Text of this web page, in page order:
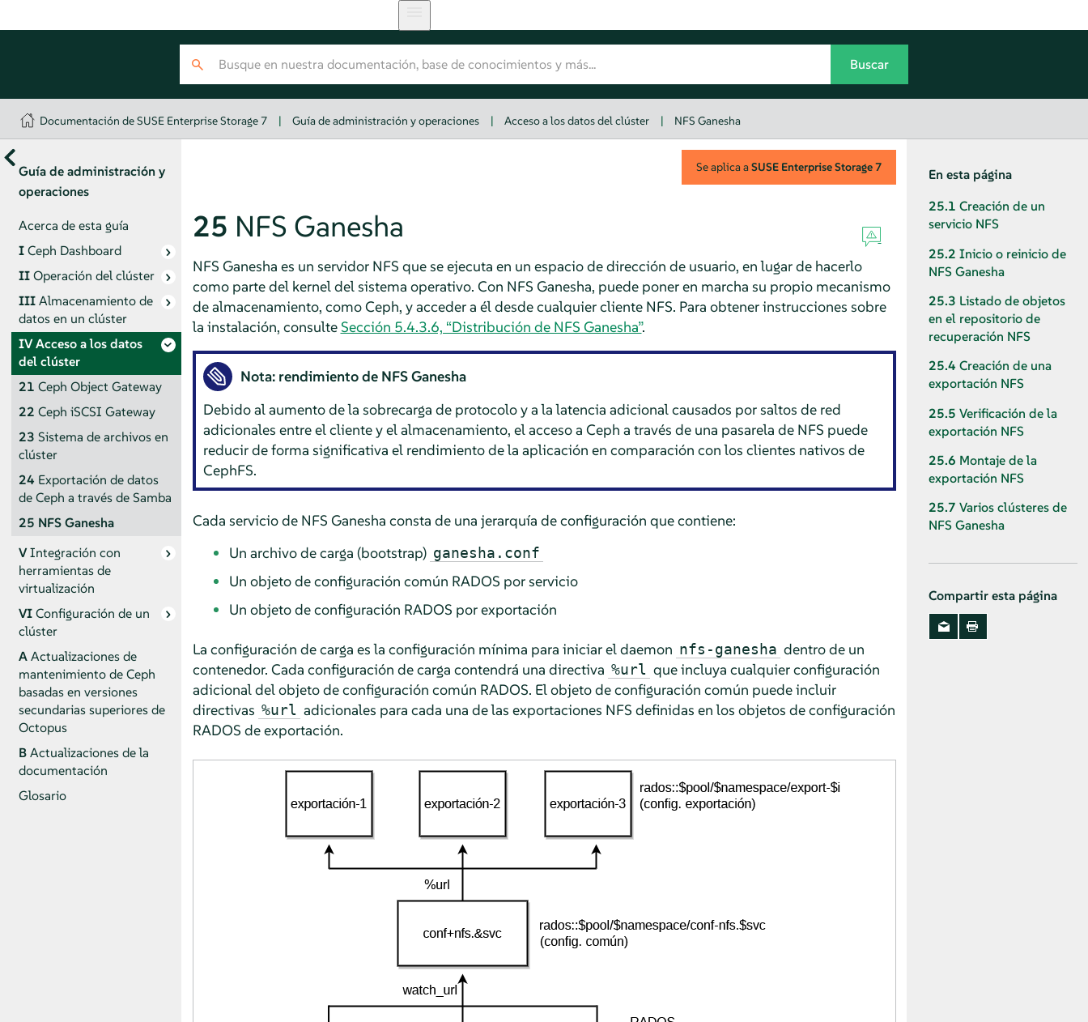
Documentación de SUSE Enterprise Storage 7 | Guía de administración y operaciones | Acceso a los datos del clúster | NFS Ganesha
Guía de administración y
operaciones
Acerca de esta guía
ICeph Dashboard
IIOperación del clúster
IIIAlmacenamiento de
datos en un clúster
IVAcceso a los datos
del clúster
21 Ceph Object Gateway
22 Ceph iSCSI Gateway
23 Sistema de archivos en
clúster
24 Exportación de datos
de Ceph a través de Samba
25 NFS Ganesha
VIntegración con
herramientas de
virtualización
VIConfiguración de un
clúster
AActualizaciones de
mantenimiento de Ceph
basadas en versiones
secundarias superiores de
Octopus
BActualizaciones de la
documentación
Glosario
Se aplica aSUSE Enterprise Storage7
25 NFS Ganesha
NFS Ganesha es un servidor NFS que se ejecuta en un espacio de dirección de usuario, en lugar de hacerlo
como parte del kernel del sistema operativo. Con NFS Ganesha, puede poner en marcha su propio mecanismo
de almacenamiento, como Ceph, y acceder a él desde cualquier cliente NFS. Para obtener instrucciones sobre
la instalación, consulteSección 5.4.3.6, “Distribución de NFS Ganesha”.
Nota: rendimiento de NFS Ganesha
Debido al aumento de la sobrecarga de protocolo y a la latencia adicional causados por saltos de red
adicionales entre el cliente y el almacenamiento, el acceso a Ceph a través de una pasarela de NFS puede
reducir de forma significativa el rendimiento de la aplicación en comparación con los clientes nativos de
CephFS.
Cada servicio de NFS Ganesha consta de una jerarquía de configuración que contiene:
Un archivo de carga (bootstrap) ganesha.conf
Un objeto de configuración común RADOS por servicio
Un objeto de configuración RADOS por exportación
La configuración de carga es la configuración mínima para iniciar el daemon nfs-ganesha dentro de un
contenedor. Cada configuración de carga contendrá una directiva %url que incluya cualquier configuración
adicional del objeto de configuración común RADOS. El objeto de configuración común puede incluir
directivas %url adicionales para cada una de las exportaciones NFS definidas en los objetos de configuración
RADOS de exportación.
En esta página
25.1 Creación de un
servicio NFS
25.2 Inicio o reinicio de
NFS Ganesha
25.3 Listado de objetos
en el repositorio de
recuperación NFS
25.4 Creación de una
exportación NFS
25.5 Verificación de la
exportación NFS
25.6 Montaje de la
exportación NFS
25.7 Varios clústeres de
NFS Ganesha
Compartir esta página